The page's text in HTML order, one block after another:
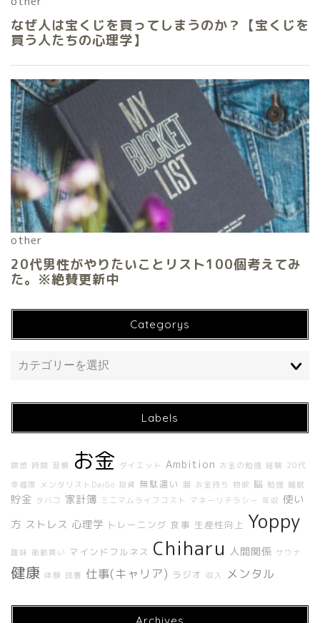
Categorys
Labels
瞑想 時間 習慣 お金 ダイエット Ambition お金の勉強 経験 20代
幸福度
メンタリストDaiGo 投資 無駄遣い 腸 お金持ち 物欲 脳 勉強 睡眠
貯金 タバコ 家計簿 ミニマムライフコスト マネーリテラシー 年収 使い
方 ストレス 心理学 トレーニング 食事 生産性向上 Yoppy
趣味 衝動買い マインドフルネス Chiharu 人間関係 サウナ
健康 体験 読書 仕事(キャリア) ラジオ 収入 メンタル
ホーム
About Me
About UNBUILT RADIO
Contact